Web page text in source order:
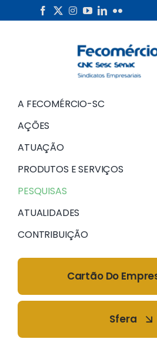
to
A FECOMÉRCIO-SC
AÇÕES
ATUAÇÃO
PRODUTOS E SERVIÇOS
PESQUISAS
ATUALIDADES
CONTRIBUIÇÃO
Cartão Do
Sfera